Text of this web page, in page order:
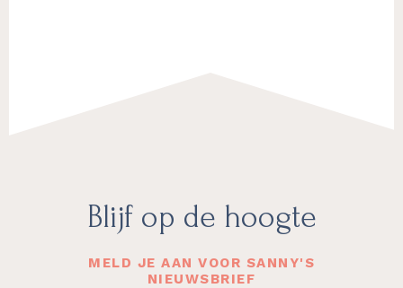
FooterBlijf op de hoogte
MELD JE AAN VOOR SANNY'S
NIEUWSBRIEF